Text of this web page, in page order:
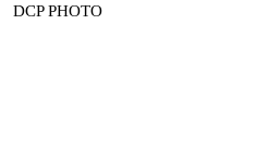
DCP PHOTO